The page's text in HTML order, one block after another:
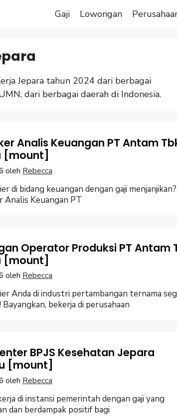
Gaji Lowongan
Jepara tahun 2024 dari berbagai
dari berbagai daerah di Indonesia.
Analis Keuangan PT Antam
[mount]
oleh Rebecca
di bidang keuangan dengan gaji menjanjikan?
Analis Keuangan PT
Operator Produksi PT Antam
[mount]
oleh Rebecca
Anda di industri pertambangan ternama
bekerja di perusahaan
BPJS Kesehatan Jepara
[mount]
oleh Rebecca
di instansi pemerintah dengan gaji yang
dan berdampak positif bagi